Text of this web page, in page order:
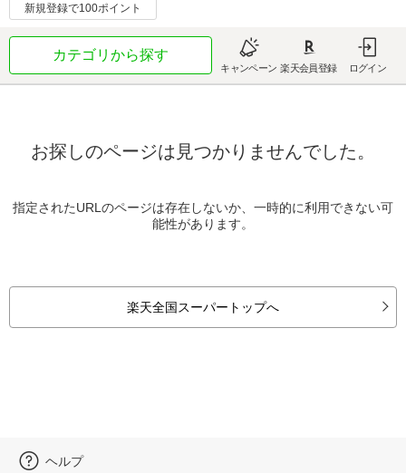
新規登録で100ポイント
カテゴリから探す
キャンペーン 楽天会員登録 ログイン
お探しのページは見つかりませんでした。
指定されたURLのページは存在しないか、一時的に利用できない可
能性があります。
楽天全国スーパートップへ
ヘルプ